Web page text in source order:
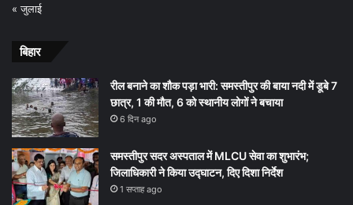
« जुलाई
बिहार
रील बनाने का शौक पड़ा भारी: समस्तीपुर की बाया नदी में डूबे 7
छात्र, 1 की मौत, 6 को स्थानीय लोगों ने बचाया
6 दिन ago
समस्तीपुर सदर अस्पताल में MLCU सेवा का शुभारंभ;
जिलाधिकारी ने किया उद्घाटन, दिए दिशा निर्देश
1 सप्ताह ago